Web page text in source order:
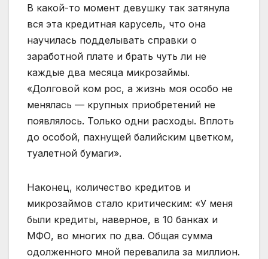
В какой-то момент девушку так затянула
вся эта кредитная карусель, что она
научилась подделывать справки о
заработной плате и брать чуть ли не
каждые два месяца микрозаймы.
«Долговой ком рос, а жизнь моя особо не
менялась — крупных приобретений не
появлялось. Только одни расходы. Вплоть
до особой, пахнущей балийским цветком,
туалетной бумаги».
Наконец, количество кредитов и
микрозаймов стало критическим: «У меня
были кредиты, наверное, в 10 банках и
МФО, во многих по два. Общая сумма
одолженного мной перевалила за миллион.